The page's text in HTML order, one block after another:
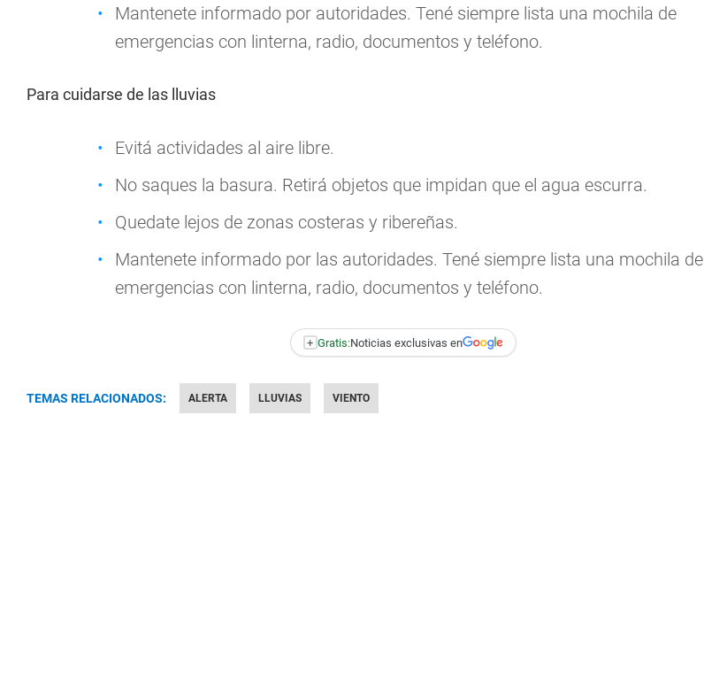
Mantenete informado por autoridades. Tené siempre lista una mochila de
emergencias con linterna, radio, documentos y teléfono.
Para cuidarse de las lluvias
Evitá actividades al aire libre.
No saques la basura. Retirá objetos que impidan que el agua escurra.
Quedate lejos de zonas costeras y ribereñas.
Mantenete informado por las autoridades. Tené siempre lista una mochila de
emergencias con linterna, radio, documentos y teléfono.
+ Gratis:Noticias exclusivas en
TEMAS RELACIONADOS: ALERTA LLUVIAS VIENTO